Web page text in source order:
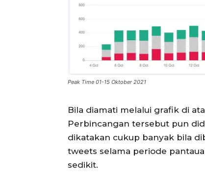
Peak Time 01-15 Oktober 2021
Bila diamati melalui grafik di
Perbincangan tersebut pun
dikatakan cukup banyak bila
tweets selama periode
sedikit.